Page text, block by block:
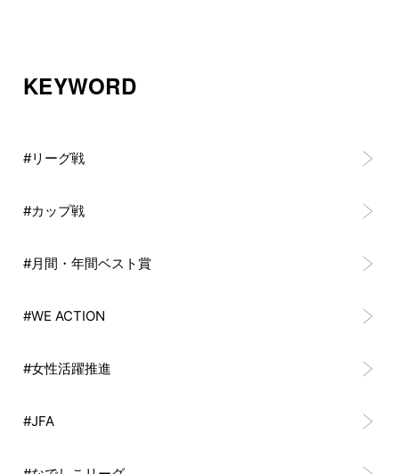
KEYWORD
#リーグ戦
#カップ戦
#月間・年間ベスト賞
#WE ACTION
#女性活躍推進
#JFA